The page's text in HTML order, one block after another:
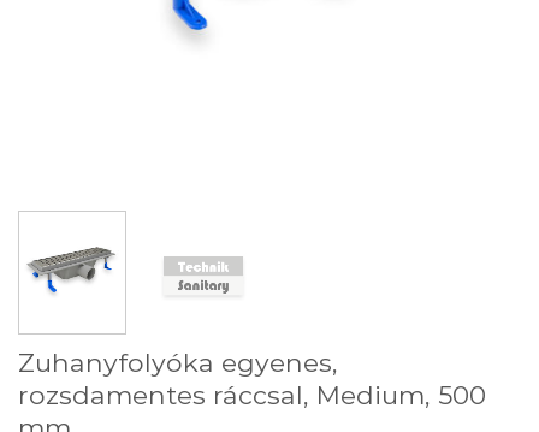
Zuhanyfolyóka egyenes,
rozsdamentes ráccsal, Medium, 500